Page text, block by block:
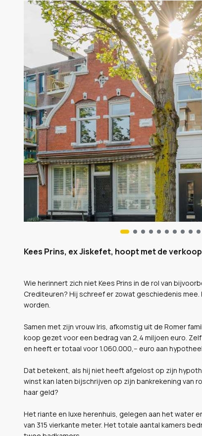
Kees Prins, ex Jiskefet, hoopt met de
Wie herinnert zich niet Kees Prins in de rol van
Crediteuren? Hij schreef er zowat geschiedenis mee.
worden.
Samen met zijn vrouw Iris, afkomstig uit de Romer
koop gezet voor een bedrag van 2,4 miljoen euro.
en heeft er totaal voor 1.060.000,-- euro aan
Dat betekent, als hij niet heeft afgelost op zijn
winst kan laten bijschrijven op zijn bankrekening van
haar geld?
Het riante en luxe herenhuis, gelegen aan het water
van 315 vierkante meter. Het totale aantal kamers